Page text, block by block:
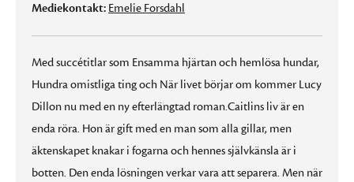
Mediekontakt: Emelie Forsdahl
Med succétitlar som Ensamma hjärtan och hemlösa hundar,
Hundra omistliga ting och När livet börjar om kommer Lucy
Dillon nu med en ny efterlängtad roman.Caitlins liv är en
enda röra. Hon är gift med en man som alla gillar, men
äktenskapet knakar i fogarna och hennes självkänsla är i
botten. Den enda lösningen verkar vara att separera. Men när